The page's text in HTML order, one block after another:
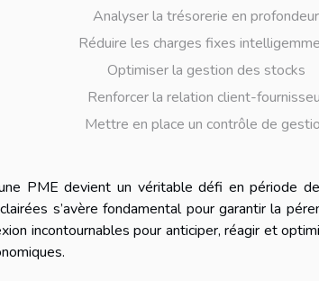
Analyser la trésorerie en profondeur
Réduire les charges fixes
Optimiser la gestion des stocks
Renforcer la relation client-
Mettre en place un contrôle de
PME devient un véritable défi en période
s’avère fondamental pour garantir la
incontournables pour anticiper, réagir et